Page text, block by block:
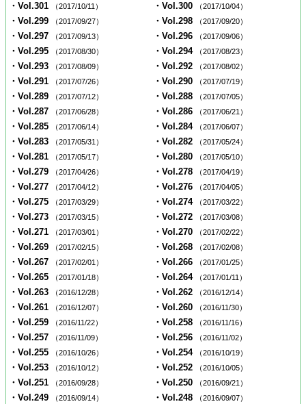
・Vol.301 （2017/10/11） ・Vol.300 （2017/10/04）
・Vol.299 （2017/09/27） ・Vol.298 （2017/09/20）
・Vol.297 （2017/09/13） ・Vol.296 （2017/09/06）
・Vol.295 （2017/08/30） ・Vol.294 （2017/08/23）
・Vol.293 （2017/08/09） ・Vol.292 （2017/08/02）
・Vol.291 （2017/07/26） ・Vol.290 （2017/07/19）
・Vol.289 （2017/07/12） ・Vol.288 （2017/07/05）
・Vol.287 （2017/06/28） ・Vol.286 （2017/06/21）
・Vol.285 （2017/06/14） ・Vol.284 （2017/06/07）
・Vol.283 （2017/05/31） ・Vol.282 （2017/05/24）
・Vol.281 （2017/05/17） ・Vol.280 （2017/05/10）
・Vol.279 （2017/04/26） ・Vol.278 （2017/04/19）
・Vol.277 （2017/04/12） ・Vol.276 （2017/04/05）
・Vol.275 （2017/03/29） ・Vol.274 （2017/03/22）
・Vol.273 （2017/03/15） ・Vol.272 （2017/03/08）
・Vol.271 （2017/03/01） ・Vol.270 （2017/02/22）
・Vol.269 （2017/02/15） ・Vol.268 （2017/02/08）
・Vol.267 （2017/02/01） ・Vol.266 （2017/01/25）
・Vol.265 （2017/01/18） ・Vol.264 （2017/01/11）
・Vol.263 （2016/12/28） ・Vol.262 （2016/12/14）
・Vol.261 （2016/12/07） ・Vol.260 （2016/11/30）
・Vol.259 （2016/11/22） ・Vol.258 （2016/11/16）
・Vol.257 （2016/11/09） ・Vol.256 （2016/11/02）
・Vol.255 （2016/10/26） ・Vol.254 （2016/10/19）
・Vol.253 （2016/10/12） ・Vol.252 （2016/10/05）
・Vol.251 （2016/09/28） ・Vol.250 （2016/09/21）
・Vol.249 （2016/09/14） ・Vol.248 （2016/09/07）